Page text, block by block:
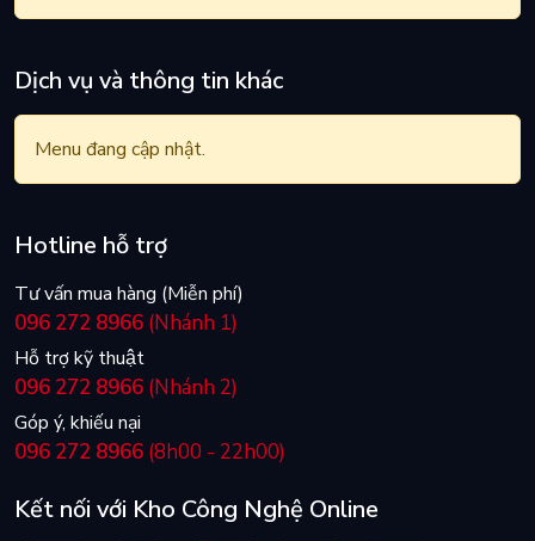
Dịch vụ và thông tin khác
Menu đang cập nhật.
Hotline hỗ trợ
Tư vấn mua hàng (Miễn phí)
096 272 8966 (Nhánh 1)
Hỗ trợ kỹ thuật
096 272 8966 (Nhánh 2)
Góp ý, khiếu nại
096 272 8966 (8h00 - 22h00)
Kết nối với Kho Công Nghệ Online